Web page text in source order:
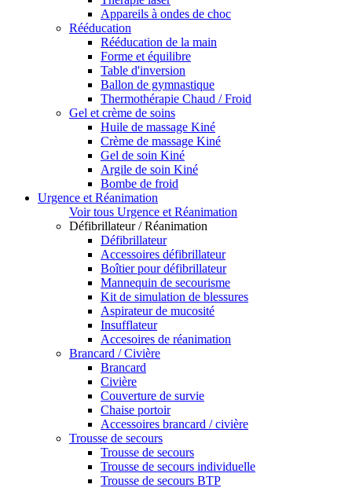
Appareils à ondes de choc
Rééducation
Rééducation de la main
Forme et équilibre
Table d'inversion
Ballon de gymnastique
Thermothérapie Chaud / Froid
Gel et crème de soins
Huile de massage Kiné
Crème de massage Kiné
Gel de soin Kiné
Argile de soin Kiné
Bombe de froid
Urgence et Réanimation
Voir tous Urgence et Réanimation
Défibrillateur / Réanimation
Défibrillateur
Accessoires défibrillateur
Boîtier pour défibrillateur
Mannequin de secourisme
Kit de simulation de blessures
Aspirateur de mucosité
Insufflateur
Accesoires de réanimation
Brancard / Civière
Brancard
Civière
Couverture de survie
Chaise portoir
Accessoires brancard / civière
Trousse de secours
Trousse de secours
Trousse de secours individuelle
Trousse de secours BTP